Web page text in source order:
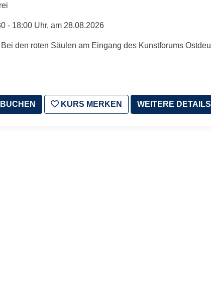
- 18:00 Uhr, am 28.08.2026
den roten Säulen am Eingang des Kunstforums Ostdeu
KURS MERKEN WEITERE DETAILS